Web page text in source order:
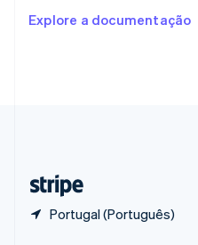
Explore a documentação
Portugal (Português)
English